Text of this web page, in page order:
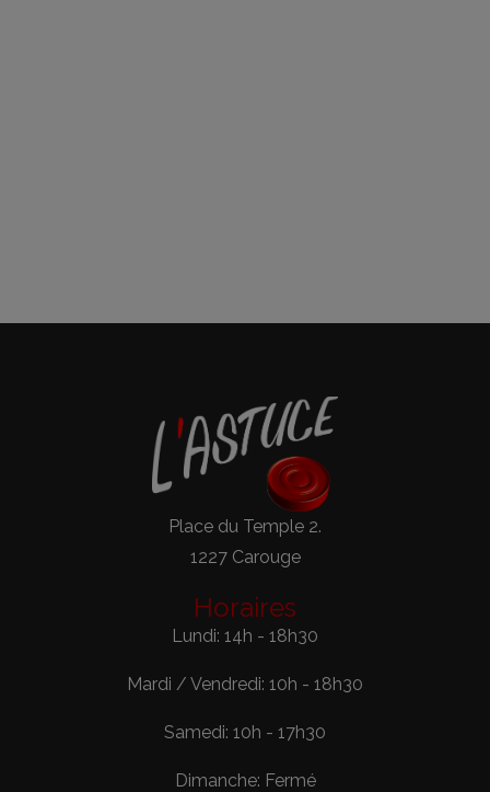
Place du Temple 2.
1227 Carouge
Horaires
Lundi: 14h - 18h30
Mardi / Vendredi: 10h - 18h30
Samedi: 10h - 17h30
Dimanche: Fermé